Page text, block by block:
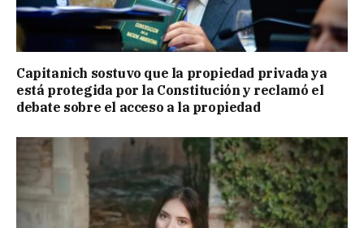
Capitanich sostuvo que la propiedad privada ya
está protegida por la Constitución y reclamó el
debate sobre el acceso a la propiedad